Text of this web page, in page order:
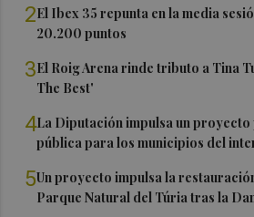
2El Ibex 35 repunta en la media
20.200 puntos
3El Roig Arena rinde tributo a Tina
The Best'
4La Diputación impulsa un
pública para los municipios del
5Un proyecto impulsa la
Parque Natural del Túria tras la